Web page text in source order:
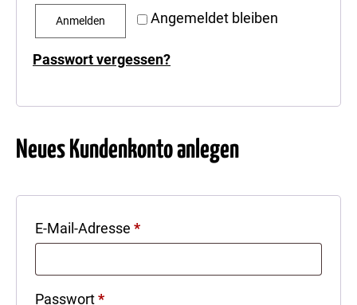
Angemeldet bleiben
Anmelden
Passwort vergessen?
Neues Kundenkonto anlegen
E-Mail-Adresse *Erforderlich
Passwort*Erforderlich